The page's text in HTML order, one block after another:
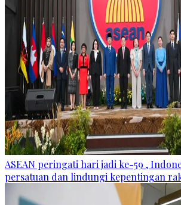
ASEAN peringati hari jadi ke-59 ,
persatuan dan lindungi kepentingan